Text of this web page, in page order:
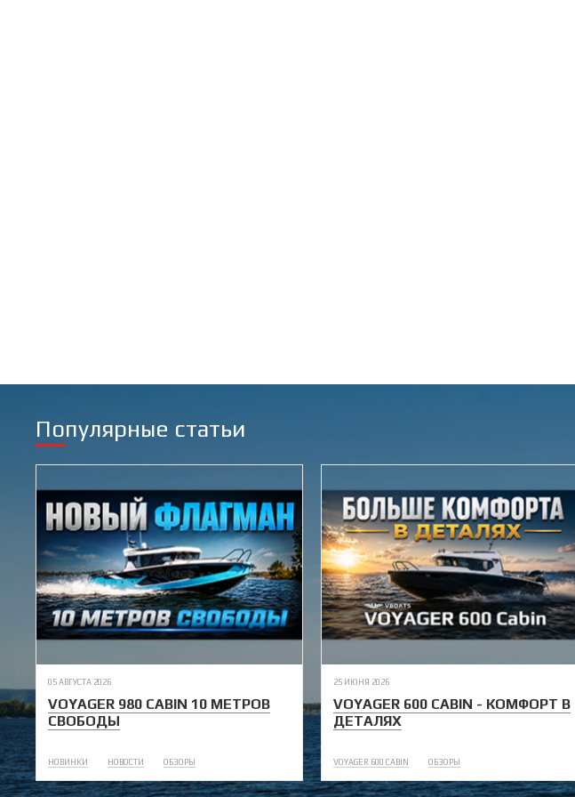
Популярные статьи
05 АВГУСТА 2026
VOYAGER 980 CABIN 10 МЕТРОВ
СВОБОДЫ
НОВИНКИ НОВОСТИ ОБЗОРЫ
25 ИЮНЯ 2026
VOYAGER 600 CABIN - КОМФОРТ В
ДЕТАЛЯХ
VOYAGER 600 CABIN ОБЗОРЫ